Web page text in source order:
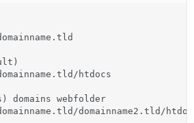
htdocs
domains webfolder
domainname2.tld/